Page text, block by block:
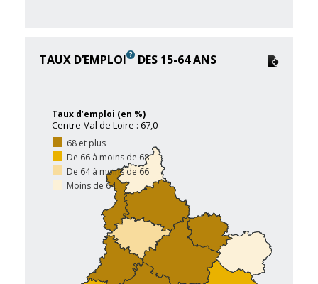
TAUX D’EMPLOI DES 15-64 ANS
68 et plus
De 66 à moins de 68
De 64 à moins de 66
Moins de 64
Taux d’emploi (en %)
Centre-Val de Loire : 67,0